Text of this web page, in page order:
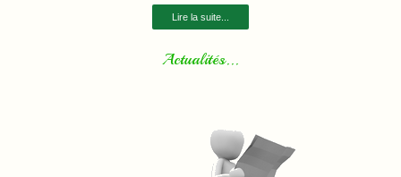
Lire la suite...
Actualités...